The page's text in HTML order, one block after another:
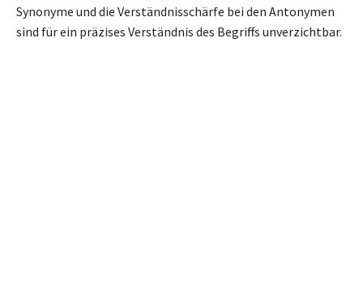
Synonyme und die Verständnisschärfe bei den Antonymen
sind für ein präzises Verständnis des Begriffs unverzichtbar.